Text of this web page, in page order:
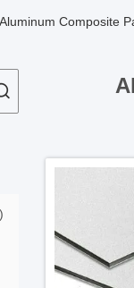
Composite